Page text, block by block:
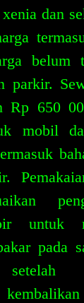
dan
belum
parkir.
Rp 650
mobil
untuk
pada
setelah